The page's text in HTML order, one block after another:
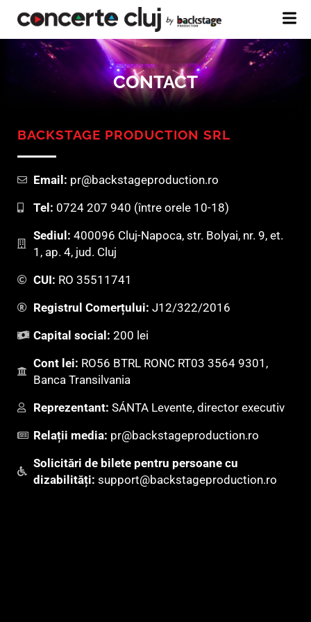
CONTACT
BACKSTAGE PRODUCTION SRL
Email: pr@backstageproduction.ro
Tel: 0724 207 940 (între orele 10-18)
Sediul: 400096 Cluj-Napoca, str. Bolyai, nr. 9, et.
1, ap. 4, jud. Cluj
CUI: RO 35511741
Registrul Comerțului: J12/322/2016
Capital social: 200 lei
Cont lei: RO56 BTRL RONC RT03 3564 9301,
Banca Transilvania
Reprezentant: SÁNTA Levente, director executiv
Relații media: pr@backstageproduction.ro
Solicitări de bilete pentru persoane cu
dizabilități: support@backstageproduction.ro